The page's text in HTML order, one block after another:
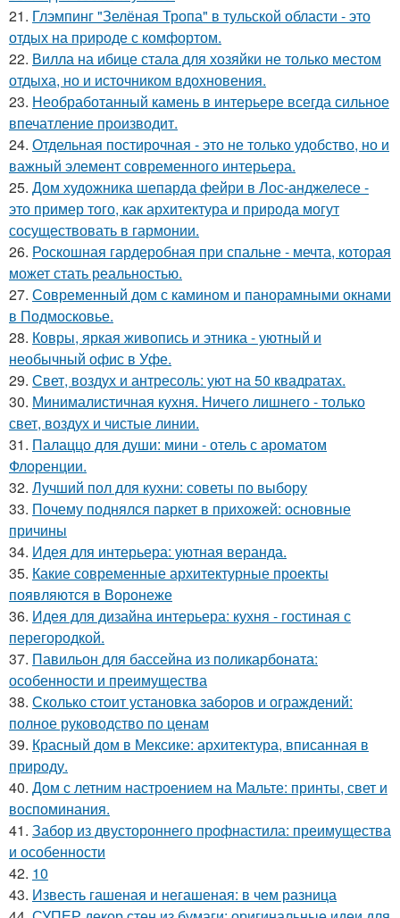
21. Глэмпинг "Зелёная Тропа" в тульской области - это
отдых на природе с комфортом.
22. Вилла на ибице стала для хозяйки не только местом
отдыха, но и источником вдохновения.
23. Необработанный камень в интерьере всегда сильное
впечатление производит.
24. Отдельная постирочная - это не только удобство, но и
важный элемент современного интерьера.
25. Дом художника шепарда фейри в Лос-анджелесе -
это пример того, как архитектура и природа могут
сосуществовать в гармонии.
26. Роскошная гардеробная при спальне - мечта, которая
может стать реальностью.
27. Современный дом с камином и панорамными окнами
в Подмосковье.
28. Ковры, яркая живопись и этника - уютный и
необычный офис в Уфе.
29. Свет, воздух и антресоль: уют на 50 квадратах.
30. Минималистичная кухня. Ничего лишнего - только
свет, воздух и чистые линии.
31. Палаццо для души: мини - отель с ароматом
Флоренции.
32. Лучший пол для кухни: советы по выбору
33. Почему поднялся паркет в прихожей: основные
причины
34. Идея для интерьера: уютная веранда.
35. Какие современные архитектурные проекты
появляются в Воронеже
36. Идея для дизайна интерьера: кухня - гостиная с
перегородкой.
37. Павильон для бассейна из поликарбоната:
особенности и преимущества
38. Сколько стоит установка заборов и ограждений:
полное руководство по ценам
39. Красный дом в Мексике: архитектура, вписанная в
природу.
40. Дом с летним настроением на Мальте: принты, свет и
воспоминания.
41. Забор из двустороннего профнастила: преимущества
и особенности
42. 10
43. Известь гашеная и негашеная: в чем разница